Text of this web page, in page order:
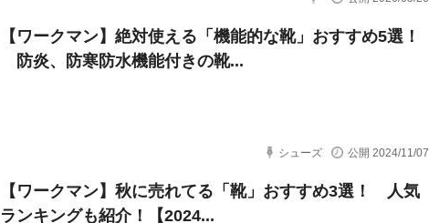
【ワークマン】絶対使える「機能的な靴」おすすめ5選！
防炎、防寒防水機能付きの靴...
シューズ 公開 2024/11/07
【ワークマン】秋に売れてる「靴」おすすめ3選！ 人気
ランキングも紹介！【2024...